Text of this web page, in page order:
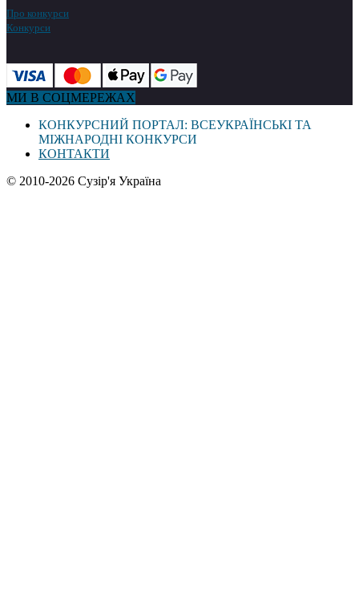
Про конкурси
Конкурси
МИ В СОЦМЕРЕЖАХ
КОНКУРСНИЙ ПОРТАЛ: ВСЕУКРАЇНСЬКІ ТА
МІЖНАРОДНІ КОНКУРСИ
КОНТАКТИ
© 2010-2026 Сузір'я Україна